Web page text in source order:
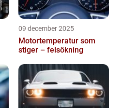
09 december 2025
Motortemperatur som
stiger – felsökning